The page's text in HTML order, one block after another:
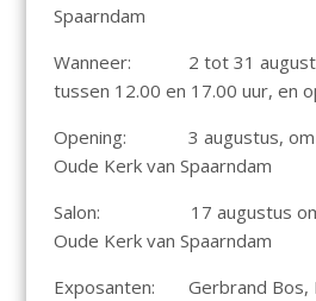
Spaarndam
Wanneer: 2 tot 31
tussen 12.00 en 17.00 uur, en
Opening: 3 augustus, om
Oude Kerk van Spaarndam
Salon: 17 augustus om
Oude Kerk van Spaarndam
Exposanten: Gerbrand Bos,